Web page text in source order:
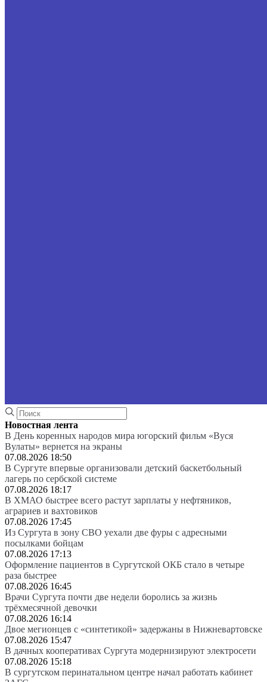
Новостная лента
В День коренных народов мира югорский фильм «Вуся
Вулаты» вернется на экраны
07.08.2026 18:50
В Сургуте впервые организовали детский баскетбольный
лагерь по сербской системе
07.08.2026 18:17
В ХМАО быстрее всего растут зарплаты у нефтяников,
аграриев и вахтовиков
07.08.2026 17:45
Из Сургута в зону СВО уехали две фуры с адресными
посылками бойцам
07.08.2026 17:13
Оформление пациентов в Сургутской ОКБ стало в четыре
раза быстрее
07.08.2026 16:45
Врачи Сургута почти две недели боролись за жизнь
трёхмесячной девочки
07.08.2026 16:14
Двое мегионцев с «синтетикой» задержаны в Нижневартовске
07.08.2026 15:47
В дачных кооперативах Сургута модернизируют электросети
07.08.2026 15:18
В сургутском перинатальном центре начал работать кабинет